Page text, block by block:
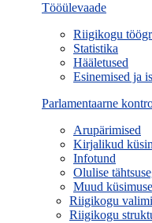
Tööülevaade
Riigikogu
Statistika
Hääletused
Esinemised ja
Parlamentaarne
Arupärimised
Kirjalikud
Infotund
Olulise
Muud
Riigikogu
Riigikogu